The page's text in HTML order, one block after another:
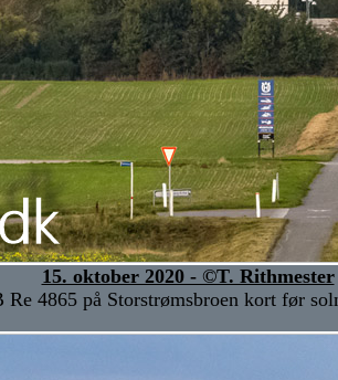
15. oktober 2020 - ©T. Rithmester
Re 4865 på Storstrømsbroen kort før